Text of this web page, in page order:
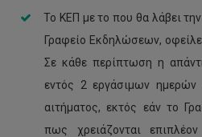
Το ΚΕΠ με το που θα λάβει
Γραφείο Εκδηλώσεων,
Σε κάθε περίπτωση η
εντός 2 εργάσιμων
αιτήματος, εκτός εάν το
πως χρειάζονται